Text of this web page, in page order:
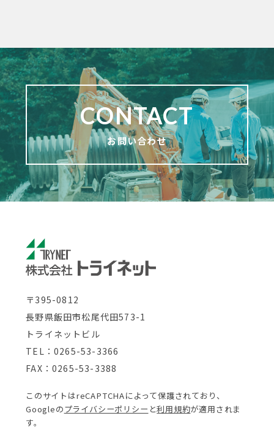
CONTACT
お問い合わせ
〒395-0812
長野県飯田市松尾代田573-1
トライネットビル
TEL：0265-53-3366
FAX：0265-53-3388
このサイトはreCAPTCHAによって保護されており、
Googleのプライバシーポリシー と利用規約が適用されま
す。